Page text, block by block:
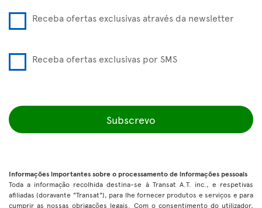
Receba ofertas exclusivas através da newsletter
Receba ofertas exclusivas por SMS
Subscrevo
Informações importantes sobre o processamento de informações pessoais
Toda a informação recolhida destina-se à Transat A.T. inc., e respetivas
afiliadas (doravante "Transat"), para lhe fornecer produtos e serviços e para
cumprir as nossas obrigações legais. Com o consentimento do utilizador,